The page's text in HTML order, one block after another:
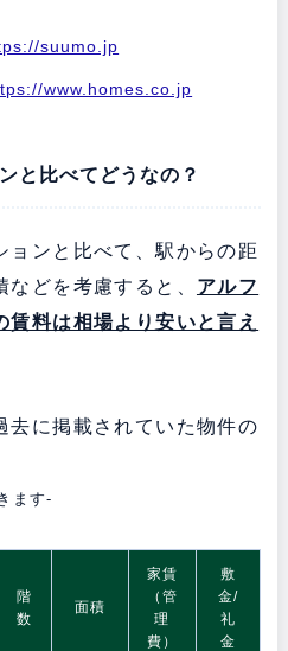
suumo.jp
www.homes.co.jp
と比べてどうなの？
ョンと比べて、駅からの距
どを考慮すると、 アルフ
賃料は相場より安いと言え
去に掲載されていた物件の
ます-
階
数
面積
家賃
（管
理
費）
敷
金/
礼
金